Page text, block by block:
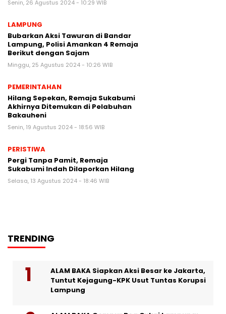
Senin, 26 Agustus 2024 - 10:29 WIB
LAMPUNG
Bubarkan Aksi Tawuran di Bandar
Lampung, Polisi Amankan 4 Remaja
Berikut dengan Sajam
Minggu, 25 Agustus 2024 - 10:26 WIB
PEMERINTAHAN
Hilang Sepekan, Remaja Sukabumi
Akhirnya Ditemukan di Pelabuhan
Bakauheni
Senin, 19 Agustus 2024 - 18:56 WIB
PERISTIWA
Pergi Tanpa Pamit, Remaja
Sukabumi Indah Dilaporkan Hilang
Selasa, 13 Agustus 2024 - 18:46 WIB
TRENDING
ALAM BAKA Siapkan Aksi Besar ke Jakarta,
Tuntut Kejagung-KPK Usut Tuntas Korupsi
Lampung